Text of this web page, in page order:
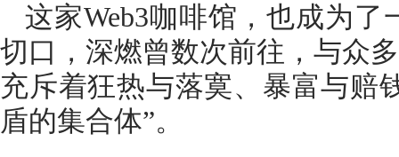
这家Web3咖啡馆，也成为了
切口，深燃曾数次前往，与众
充斥着狂热与落寞、暴富与赔
盾的集合体”。